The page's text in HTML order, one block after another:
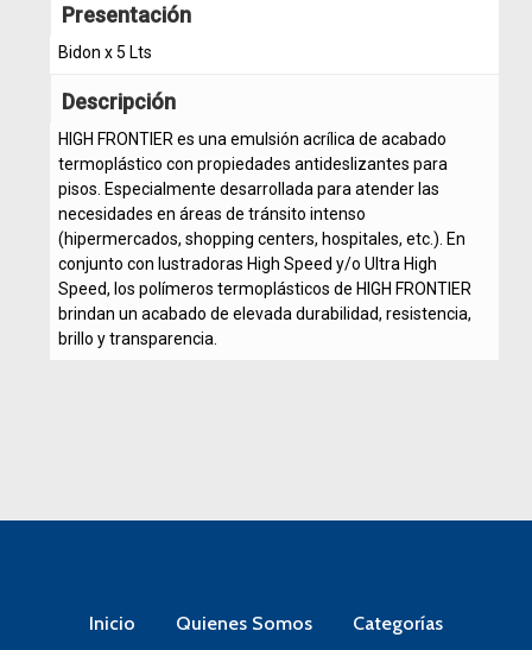
Presentación
Bidon x 5 Lts
Descripción
HIGH FRONTIER es una emulsión acrílica de acabado
termoplástico con propiedades antideslizantes para
pisos. Especialmente desarrollada para atender las
necesidades en áreas de tránsito intenso
(hipermercados, shopping centers, hospitales, etc.). En
conjunto con lustradoras High Speed y/o Ultra High
Speed, los polímeros termoplásticos de HIGH FRONTIER
brindan un acabado de elevada durabilidad, resistencia,
brillo y transparencia.
Inicio Quienes Somos Categorías